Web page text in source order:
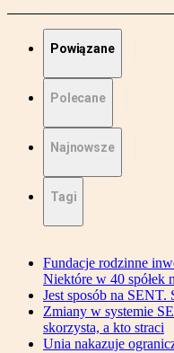
Powiązane
Polecane
Najnowsze
Tagi
Fundacje rodzinne
Niektóre w 40 spółek
Jest sposób na
Zmiany w systemie
skorzysta, a kto straci
Unia nakazuje